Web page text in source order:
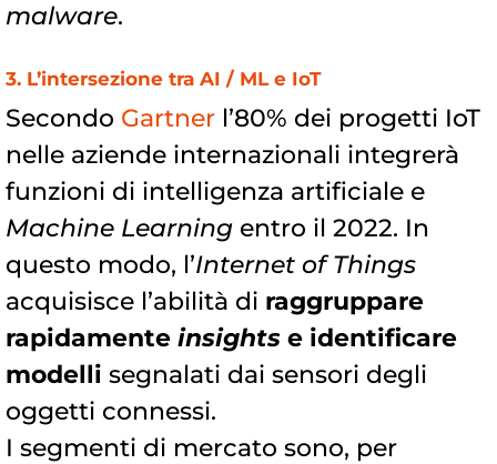
malware.
3. L’intersezione tra AI / ML e IoT
Secondo Gartner l’80% dei progetti IoT
nelle aziende internazionali integrerà
funzioni di intelligenza artificiale e
Machine Learning entro il 2022. In
questo modo, l’Internet of Things
acquisisce l’abilità di raggruppare
rapidamente insights e identificare
modelli segnalati dai sensori degli
oggetti connessi.
I segmenti di mercato sono, per